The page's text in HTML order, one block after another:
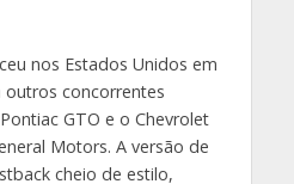
nos Estados Unidos em
concorrentes
GTO e o Chevrolet
Motors. A versão de
cheio de estilo,